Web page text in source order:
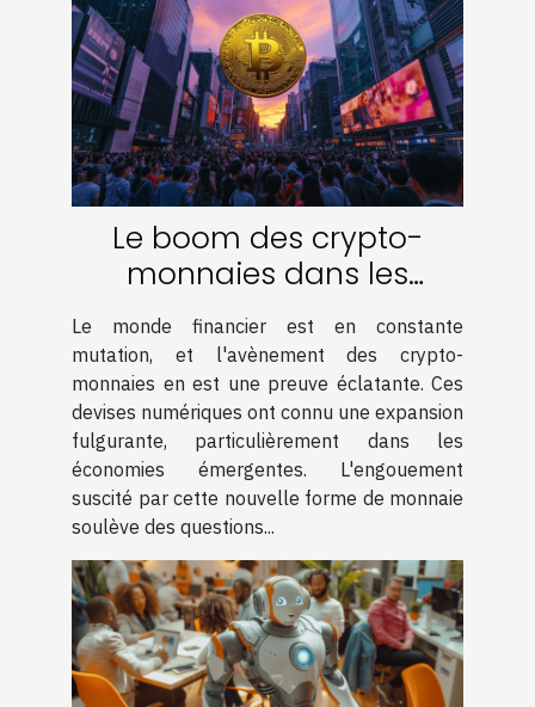
Le boom des crypto-
monnaies dans les
économies émergentes
quels enjeux
Le monde financier est en constante
mutation, et l'avènement des crypto-
monnaies en est une preuve éclatante. Ces
devises numériques ont connu une expansion
fulgurante, particulièrement dans les
économies émergentes. L'engouement
suscité par cette nouvelle forme de monnaie
soulève des questions...